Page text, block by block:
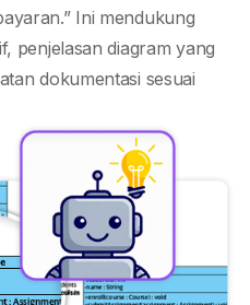
Ini mendukung
penjelasan diagram yang
dokumentasi sesuai